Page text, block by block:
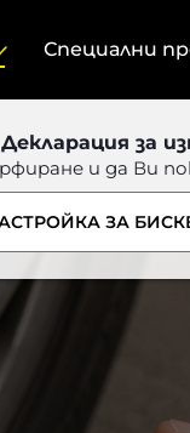
Декларация за
и да Ви
ЗА
Специални